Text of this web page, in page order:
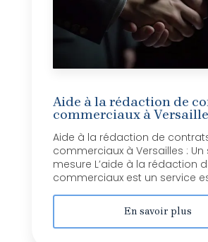
Aide à la rédaction de
commerciaux à
Aide à la rédaction de
commerciaux à Versailles : Un
mesure L’aide à la rédaction
commerciaux est un service
En savoir plus